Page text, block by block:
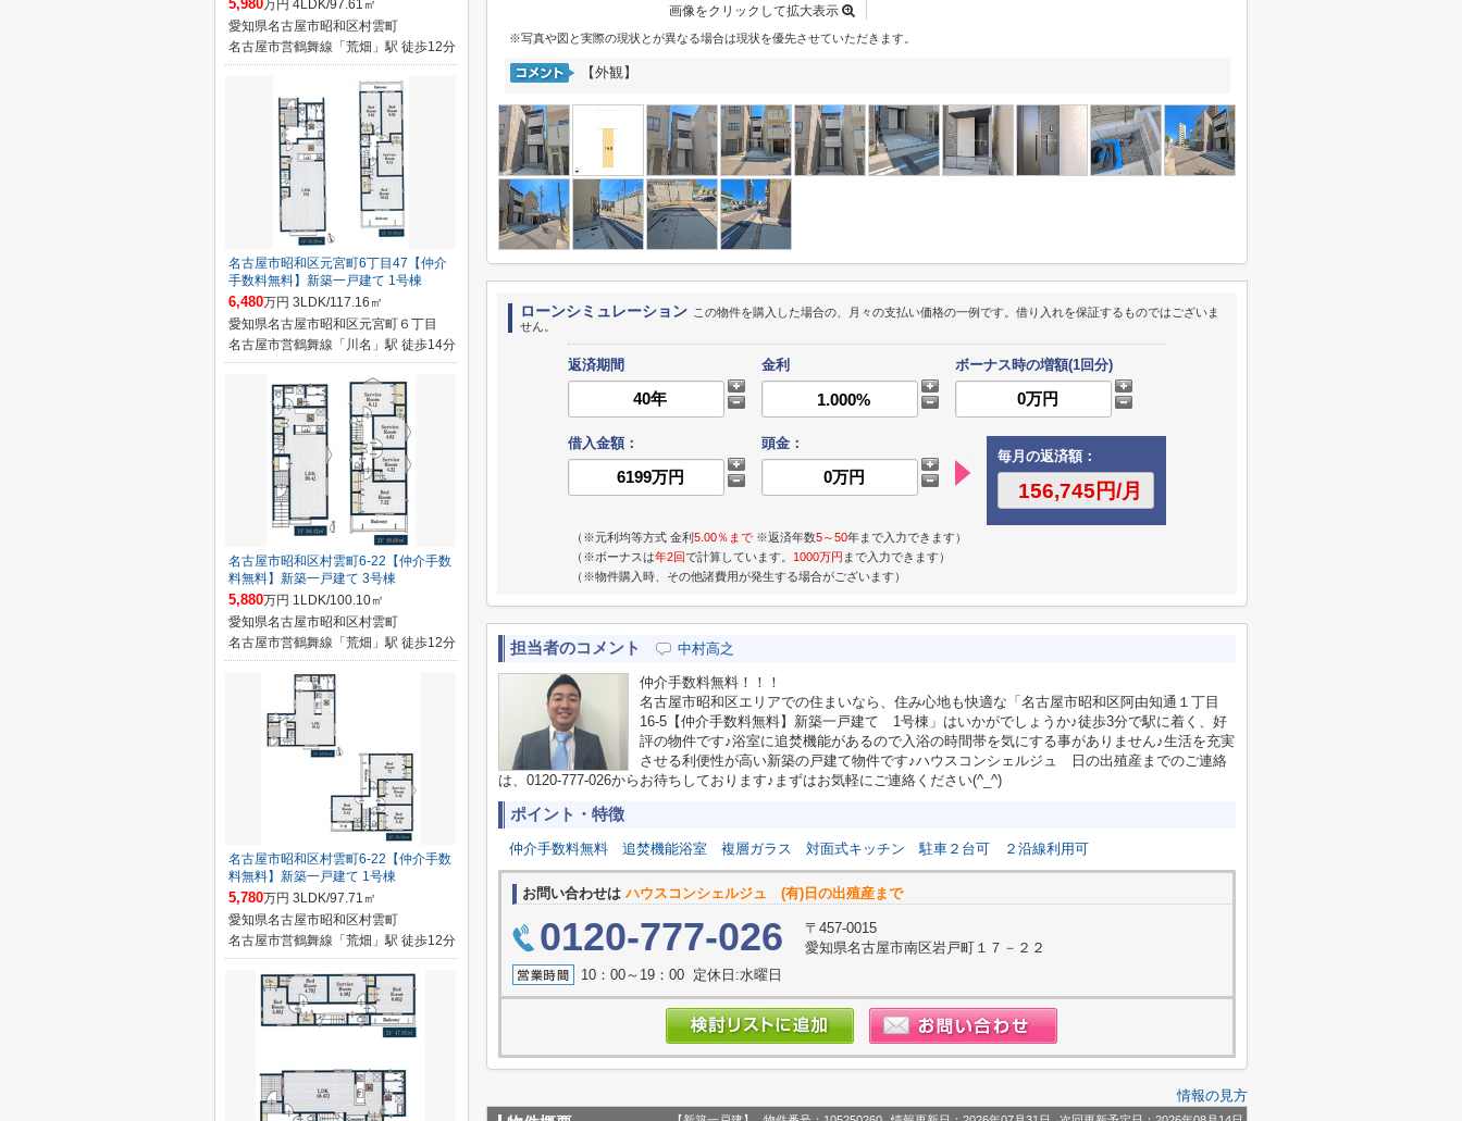
画像をクリックして拡大表示
※写真や図と実際の現状とが異なる場合は現状を優先させていただきます。
【外観】
ローンシミュレーション この物件を購入した場合の、月々の支払い価格の一例です。借り入れを保証するものではございま
せん。
返済期間 金利 ボーナス時の増額(1回分)
借入金額：
頭金：
毎月の返済額：
（※元利均等方式 金利5.00％まで ※返済年数5～50年まで入力できます）
（※ボーナスは年2回で計算しています。 1000万円 まで入力できます）
（※物件購入時、その他諸費用が発生する場合がございます）
担当者のコメント 中村高之
仲介手数料無料！！！
名古屋市昭和区エリアでの住まいなら、住み心地も快適な「名古屋市昭和区阿由知通１丁目
16-5【仲介手数料無料】新築一戸建て 1号棟」はいかがでしょうか♪徒歩3分で駅に着く、好
評の物件です♪浴室に追焚機能があるので入浴の時間帯を気にする事がありません♪生活を充実
させる利便性が高い新築の戸建て物件です♪ハウスコンシェルジュ 日の出殖産までのご連絡
は、0120-777-026からお待ちしております♪まずはお気軽にご連絡ください(^_^)
ポイント・特徴
仲介手数料無料 追焚機能浴室 複層ガラス 対面式キッチン 駐車２台可 ２沿線利用可
お問い合わせは ハウスコンシェルジュ (有)日の出殖産まで
0120-777-026
〒457-0015
愛知県名古屋市南区岩戸町１７－２２
10：00～19：00 定休日:水曜日
情報の見方
5,980万円 4LDK/97.61㎡
愛知県名古屋市昭和区村雲町
名古屋市営鶴舞線「荒畑」駅 徒歩12分
名古屋市昭和区元宮町6丁目47【仲介
手数料無料】新築一戸建て 1号棟
6,480万円 3LDK/117.16㎡
愛知県名古屋市昭和区元宮町６丁目
名古屋市営鶴舞線「川名」駅 徒歩14分
名古屋市昭和区村雲町6‐22【仲介手数
料無料】新築一戸建て 3号棟
5,880万円 1LDK/100.10㎡
愛知県名古屋市昭和区村雲町
名古屋市営鶴舞線「荒畑」駅 徒歩12分
名古屋市昭和区村雲町6‐22【仲介手数
料無料】新築一戸建て 1号棟
5,780万円 3LDK/97.71㎡
愛知県名古屋市昭和区村雲町
名古屋市営鶴舞線「荒畑」駅 徒歩12分